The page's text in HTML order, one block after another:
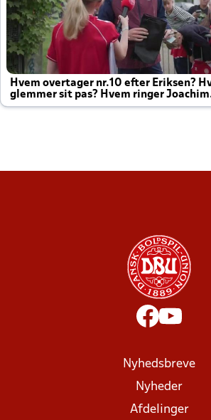
Hvem overtager nr.10 efter Eriksen?
glemmer sit pas? Hvem ringer Joachim
altid til efter kampe?
Nyhedsbreve
Nyheder
Afdelinger